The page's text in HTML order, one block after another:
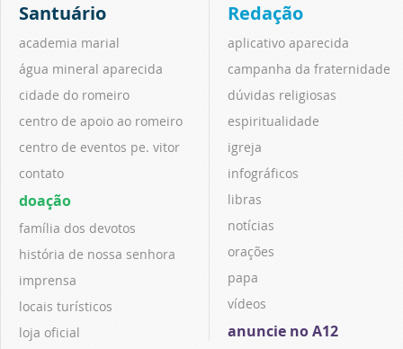
Santuário
academia marial
água mineral aparecida
cidade do romeiro
centro de apoio ao romeiro
centro de eventos pe. vitor
contato
doação
família dos devotos
história de nossa senhora
imprensa
locais turísticos
loja oficial
Redação
aplicativo aparecida
campanha da fraternidade
dúvidas religiosas
espiritualidade
igreja
infográficos
libras
notícias
orações
papa
vídeos
anuncie no A12